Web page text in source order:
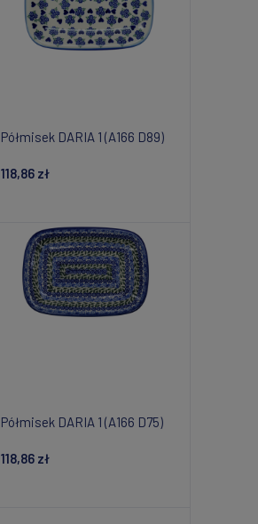
Półmisek DARIA 1 (A166 D89)
118,86 zł
Półmisek DARIA 1 (A166 D75)
118,86 zł